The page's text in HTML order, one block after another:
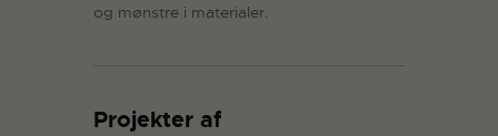
og mønstre i materialer.
Projekter af